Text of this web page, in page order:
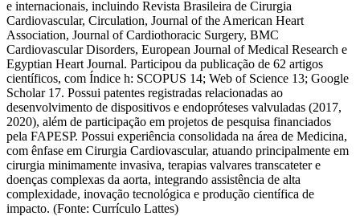
e internacionais, incluindo Revista Brasileira de Cirurgia
Cardiovascular, Circulation, Journal of the American Heart
Association, Journal of Cardiothoracic Surgery, BMC
Cardiovascular Disorders, European Journal of Medical Research e
Egyptian Heart Journal. Participou da publicação de 62 artigos
científicos, com Índice h: SCOPUS 14; Web of Science 13; Google
Scholar 17. Possui patentes registradas relacionadas ao
desenvolvimento de dispositivos e endopróteses valvuladas (2017,
2020), além de participação em projetos de pesquisa financiados
pela FAPESP. Possui experiência consolidada na área de Medicina,
com ênfase em Cirurgia Cardiovascular, atuando principalmente em
cirurgia minimamente invasiva, terapias valvares transcateter e
doenças complexas da aorta, integrando assistência de alta
complexidade, inovação tecnológica e produção científica de
impacto. (Fonte: Currículo Lattes)